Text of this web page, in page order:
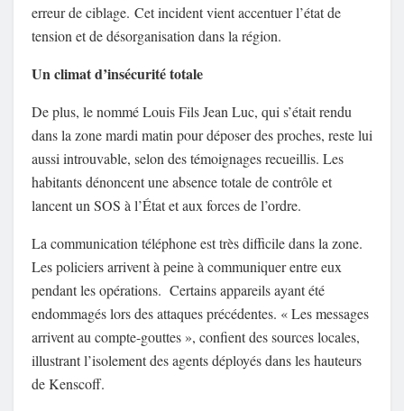
erreur de ciblage. Cet incident vient accentuer l’état de
tension et de désorganisation dans la région.
Un climat d’insécurité totale
De plus, le nommé Louis Fils Jean Luc, qui s’était rendu
dans la zone mardi matin pour déposer des proches, reste lui
aussi introuvable, selon des témoignages recueillis. Les
habitants dénoncent une absence totale de contrôle et
lancent un SOS à l’État et aux forces de l’ordre.
La communication téléphone est très difficile dans la zone.
Les policiers arrivent à peine à communiquer entre eux
pendant les opérations. Certains appareils ayant été
endommagés lors des attaques précédentes. « Les messages
arrivent au compte-gouttes », confient des sources locales,
illustrant l’isolement des agents déployés dans les hauteurs
de Kenscoff.